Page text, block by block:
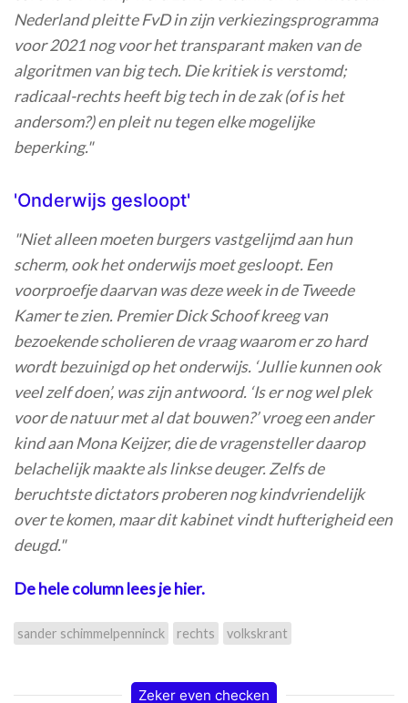
Nederland pleitte FvD in zijn verkiezingsprogramma
voor 2021 nog voor het transparant maken van de
algoritmen van big tech. Die kritiek is verstomd;
radicaal-rechts heeft big tech in de zak (of is het
andersom?) en pleit nu tegen elke mogelijke
beperking."
'Onderwijs gesloopt'
"Niet alleen moeten burgers vastgelijmd aan hun
scherm, ook het onderwijs moet gesloopt. Een
voorproefje daarvan was deze week in de Tweede
Kamer te zien. Premier Dick Schoof kreeg van
bezoekende scholieren de vraag waarom er zo hard
wordt bezuinigd op het onderwijs. ‘Jullie kunnen ook
veel zelf doen’, was zijn antwoord. ‘Is er nog wel plek
voor de natuur met al dat bouwen?’ vroeg een ander
kind aan Mona Keijzer, die de vragensteller daarop
belachelijk maakte als linkse deuger. Zelfs de
beruchtste dictators proberen nog kindvriendelijk
over te komen, maar dit kabinet vindt hufterigheid een
deugd."
De hele column lees je hier.
sander schimmelpenninck rechts volkskrant
Zeker even checken